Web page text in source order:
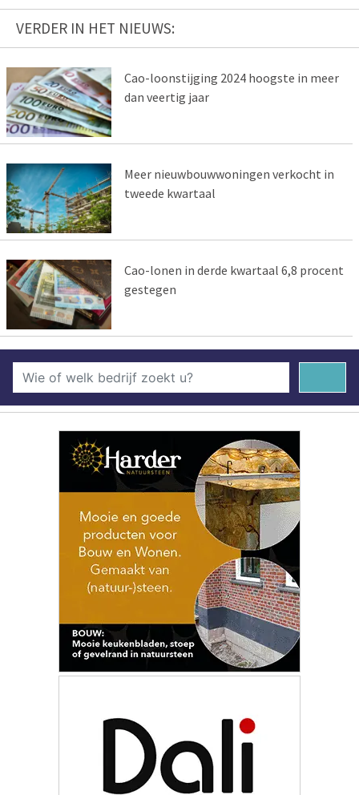
VERDER IN HET NIEUWS:
Cao-loonstijging 2024 hoogste in meer
dan veertig jaar
Meer nieuwbouwwoningen verkocht in
tweede kwartaal
Cao-lonen in derde kwartaal 6,8 procent
gestegen